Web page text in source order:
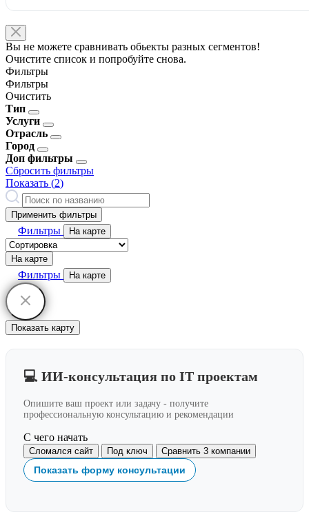
Вы не можете сравнивать обьекты разных сегментов!
Очистите список и попробуйте снова.
Фильтры
Фильтры
Очистить
Тип
Услуги
Отрасль
Город
Доп фильтры
Сбросить фильтры
Показать (2)
Применить фильтры
Фильтры На карте
На карте
Фильтры На карте
Показать карту
💻 ИИ-консультация по IT проектам
Опишите ваш проект или задачу - получите
профессиональную консультацию и рекомендации
С чего начать
Сломался сайт Под ключ Сравнить 3 компании
Показать форму консультации